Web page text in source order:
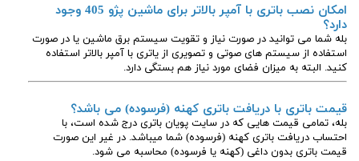
امکان نصب باتری با آمپر بالاتر برای ماشین پژو 405 وجود
دارد؟
بله شما می توانید در صورت نیاز و تقویت سیستم برق ماشین یا در صورت
استفاده از سیستم های صوتی و تصویری از یاتری با آمپر بالاتر استفاده
کنید. البته به میزان فضای مورد نیاز هم بستگی دارد.
قیمت باتری با دریافت باتری کهنه (فرسوده) می باشد؟
بله، تمامی قیمت هایی که در سایت پویان باتری درج شده است، با
احتساب دریافت باتری کهنه (فرسوده) شما میباشد. در غیر این صورت
قیمت باتری بدون داغی (کهنه یا فرسوده) محاسبه می شود.